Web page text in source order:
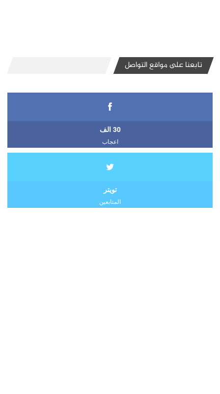
تابعنا على مواقع التواصل
30 الف
اعجاب
تويتر
المتابعين